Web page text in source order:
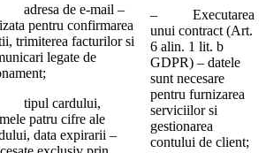
de e-mail –
pentru confirmarea
trimiterea facturilor si
legate de
cardului,
patru cifre ale
data expirarii –
– Executarea
unui contract (Art.
6 alin. 1 lit. b
GDPR) – datele
sunt necesare
pentru furnizarea
serviciilor si
gestionarea
contului de client;